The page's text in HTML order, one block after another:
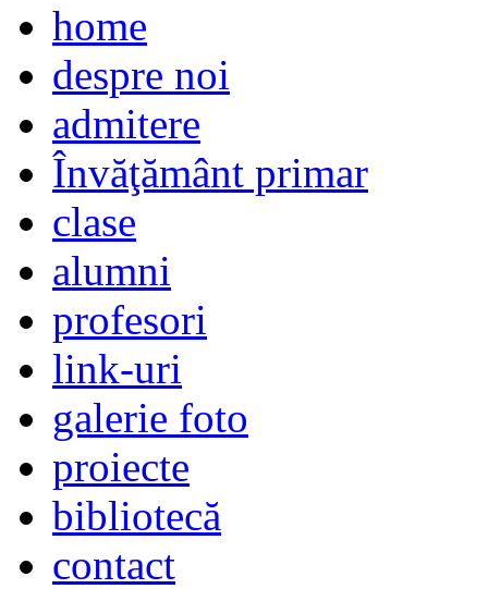
home
despre noi
admitere
Învăţământ primar
clase
alumni
profesori
link-uri
galerie foto
proiecte
bibliotecă
contact